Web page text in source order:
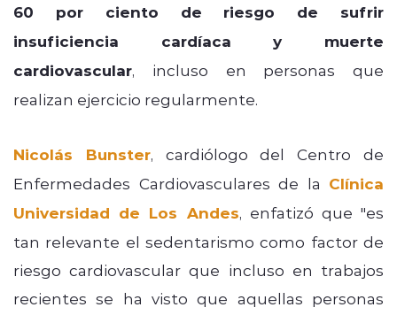
60 por ciento de riesgo de sufrir
insuficiencia cardíaca y muerte
cardiovascular, incluso en personas que
realizan ejercicio regularmente.
Nicolás Bunster, cardiólogo del Centro de
Enfermedades Cardiovasculares de la Clínica
Universidad de Los Andes, enfatizó que "es
tan relevante el sedentarismo como factor de
riesgo cardiovascular que incluso en trabajos
recientes se ha visto que aquellas personas